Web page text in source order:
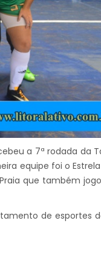
a 7ª rodada da
equipe foi o
que também
de esportes